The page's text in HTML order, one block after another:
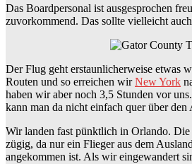
Das Boardpersonal ist ausgesprochen
zuvorkommend. Das sollte vielleicht
Der Flug geht erstaunlicherweise etwas
Routen und so erreichen wirNew York
haben wir aber noch 3,5 Stunden vor
kann man da nicht einfach quer über
Wir landen fast pünktlich in Orlando.
zügig, da nur ein Flieger aus dem
angekommen ist. Als wir eingewandert